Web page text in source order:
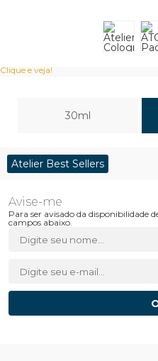
Clique e veja!
30ml
Atelier Best Sellers
Para ser avisado da disponibilidade
campos abaixo.